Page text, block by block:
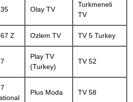
Olay TV
Turkmeneli
TV
Z Ozlem TV TV 5 Turkey
Play TV
(Turkey)
TV 52
Plus Moda TV 58